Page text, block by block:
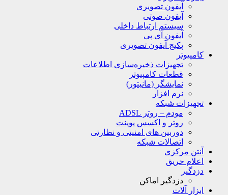
آیفون تصویری
آیفون صوتی
سیستم ارتباط داخلی
آیفون آی پی
پکیج آیفون تصویری
کامپیوتر
تجهیزات ذخیره‌سازی اطلاعات
قطعات کامپیوتر
نمایشگر (مانیتور)
نرم افزار
تجهیزات شبکه
مودم – روتر ADSL
روتر و اکسس پوینت
دوربین های امنیتی و نظارتی
اتصالات شبکه
آنتن مرکزی
اعلام حریق
دزدگیر
دزدگیر اماکن
ابزار آلات